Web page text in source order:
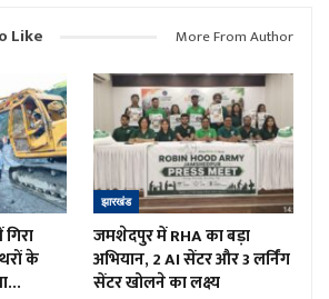
Like
More From Author
के
झारखंड
जमशेदपुर में RHA का बड़ा
अभियान, 2 AI सेंटर और 3 लर्निंग
सेंटर खोलने का लक्ष्य